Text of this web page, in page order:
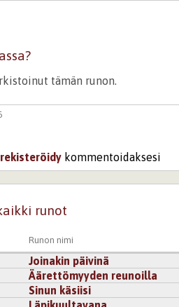
tämän runon.
rekisteröidy kommentoidaksesi
runot
Runon nimi
Joinakin päivinä
Äärettömyyden reunoilla
Sinun käsiisi